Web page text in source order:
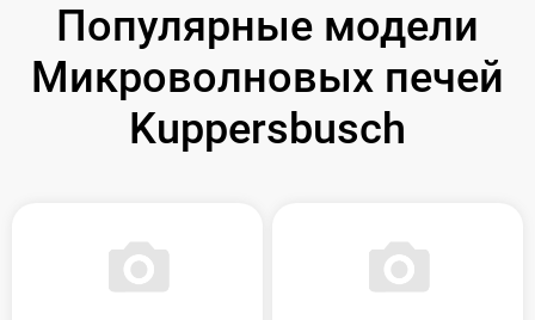
Популярные модели
Микроволновых печей
Kuppersbusch